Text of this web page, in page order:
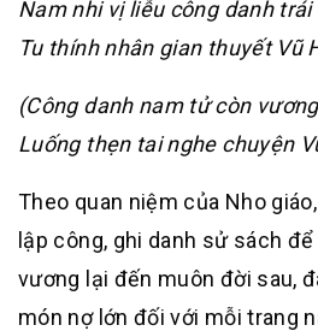
Nam nhi vị liễu công danh trái
Tu thính nhân gian thuyết Vũ
(Công danh nam tử còn
Luống thẹn tai nghe chuyện
Theo quan niệm của Nho
lập công, ghi danh sử sách
vương lại đến muôn đời sau,
món nợ lớn đối với mỗi trang